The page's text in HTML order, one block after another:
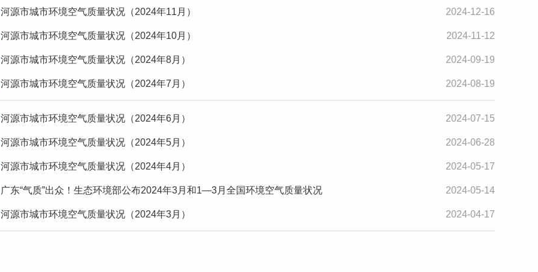
2024-12-16
河源市城市环境空气质量状况（2024年11月）
2024-11-12
河源市城市环境空气质量状况（2024年10月）
2024-09-19
河源市城市环境空气质量状况（2024年8月）
2024-08-19
河源市城市环境空气质量状况（2024年7月）
2024-07-15
河源市城市环境空气质量状况（2024年6月）
2024-06-28
河源市城市环境空气质量状况（2024年5月）
2024-05-17
河源市城市环境空气质量状况（2024年4月）
2024-05-14
广东“气质”出众！生态环境部公布2024年3月和1—3月全国环境空气质量状况
2024-04-17
河源市城市环境空气质量状况（2024年3月）